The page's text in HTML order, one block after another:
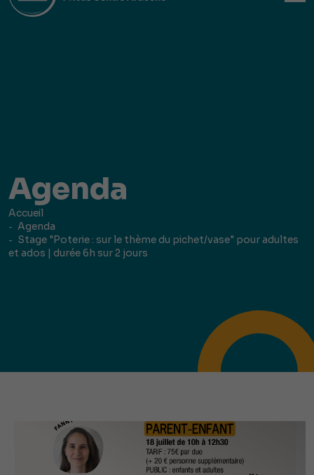
Agenda
Accueil
Agenda
Stage "Poterie : sur le thème du pichet/vase" pour adultes
et ados | durée 6h sur 2 jours